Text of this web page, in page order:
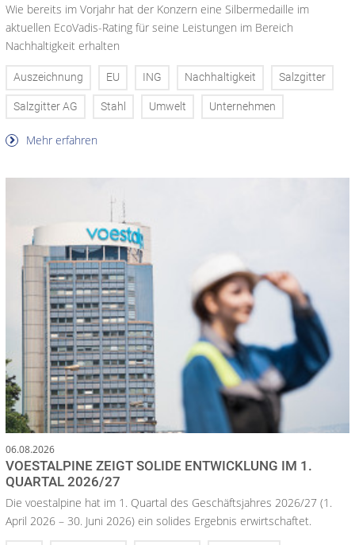
Wie bereits im Vorjahr hat der Konzern eine Silbermedaille im
aktuellen EcoVadis-Rating für seine Leistungen im Bereich
Nachhaltigkeit erhalten
Auszeichnung EU ING Nachhaltigkeit Salzgitter
Salzgitter AG Stahl Umwelt Unternehmen
Mehr erfahren
06.08.2026
VOESTALPINE ZEIGT SOLIDE ENTWICKLUNG IM 1.
QUARTAL 2026/27
Die voestalpine hat im 1. Quartal des Geschäftsjahres 2026/27 (1.
April 2026 – 30. Juni 2026) ein solides Ergebnis erwirtschaftet.